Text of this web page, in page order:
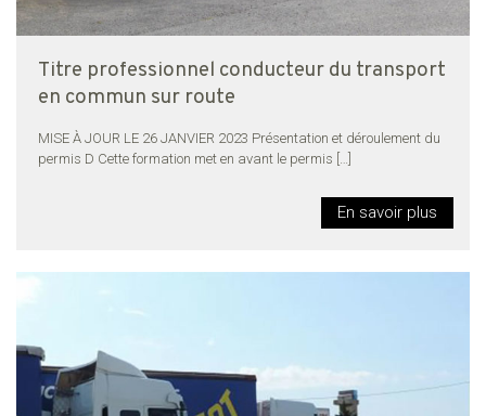
Titre professionnel conducteur du transport
en commun sur route
MISE À JOUR LE 26 JANVIER 2023 Présentation et déroulement du
permis D Cette formation met en avant le permis […]
En savoir plus